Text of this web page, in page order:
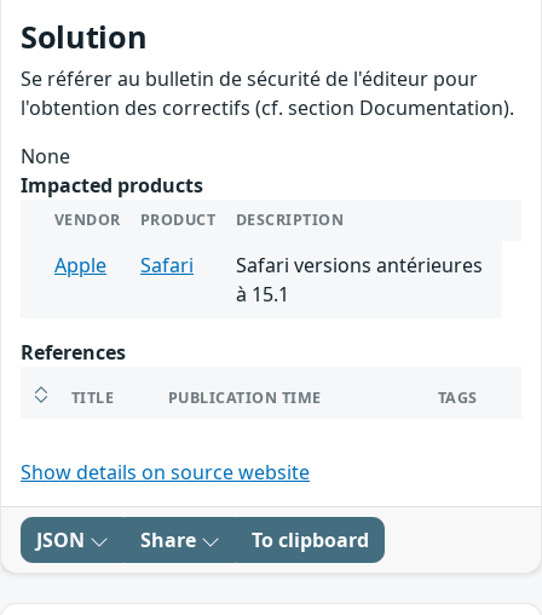
Solution
Se référer au bulletin de sécurité de l'éditeur pour
l'obtention des correctifs (cf. section Documentation).
None
Impacted products
VENDOR PRODUCT DESCRIPTION
Apple Safari
Safari versions antérieures
à 15.1
References
TITLE PUBLICATION TIME TAGS
Show details on source website
JSON Share To clipboard